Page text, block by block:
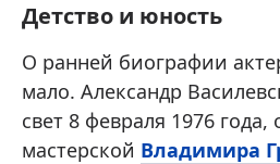
Детство и юность
О ранней биографии
мало. Александр
свет 8 февраля 1976 года,
мастерской Владимира